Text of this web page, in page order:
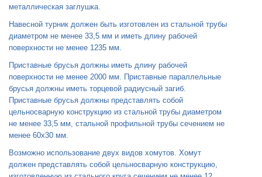
металлическая заглушка.
Навесной турник должен быть изготовлен из стальной трубы
диаметром не менее 33,5 мм и иметь длину рабочей
поверхности не менее 1235 мм.
Приставные брусья должны иметь длину рабочей
поверхности не менее 2000 мм. Приставные параллельные
брусья должны иметь торцевой радиусный загиб.
Приставные брусья должны представлять собой
цельносварную конструкцию из стальной трубы диаметром
не менее 33,5 мм, стальной профильной трубы сечением не
менее 60x30 мм.
Возможно использование двух видов хомутов. Хомут
должен представлять собой цельносварную конструкцию,